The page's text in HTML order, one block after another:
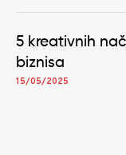
5 kreativnih
biznisa
15/05/2025